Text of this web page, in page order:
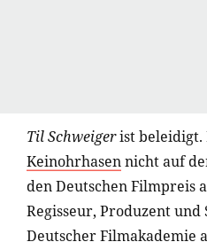
Til Schweigerist beleidigt.
Keinohrhasennicht auf
den Deutschen Filmpreis
Regisseur, Produzent
Deutscher Filmakademie